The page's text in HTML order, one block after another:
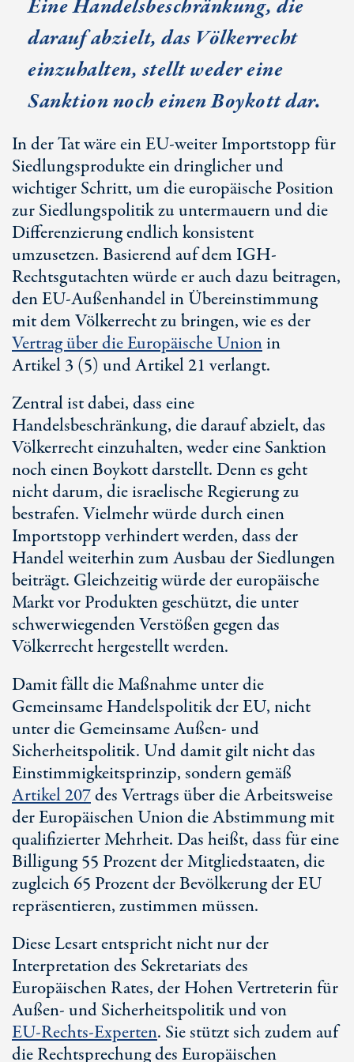
Eine Handelsbeschränkung, die
darauf abzielt, das Völkerrecht
einzuhalten, stellt weder eine
Sanktion noch einen Boykott dar.
In der Tat wäre ein EU-weiter Importstopp für
Siedlungsprodukte ein dringlicher und
wichtiger Schritt, um die europäische Position
zur Siedlungspolitik zu untermauern und die
Differenzierung endlich konsistent
umzusetzen. Basierend auf dem IGH-
Rechtsgutachten würde er auch dazu beitragen,
den EU-Außenhandel in Übereinstimmung
mit dem Völkerrecht zu bringen, wie es der
Vertrag über die Europäische Unionin
Artikel 3 (5) und Artikel 21 verlangt.
Zentral ist dabei, dass eine
Handelsbeschränkung, die darauf abzielt, das
Völkerrecht einzuhalten, weder eine Sanktion
noch einen Boykott darstellt. Denn es geht
nicht darum, die israelische Regierung zu
bestrafen. Vielmehr würde durch einen
Importstopp verhindert werden, dass der
Handel weiterhin zum Ausbau der Siedlungen
beiträgt. Gleichzeitig würde der europäische
Markt vor Produkten geschützt, die unter
schwerwiegenden Verstößen gegen das
Völkerrecht hergestellt werden.
Damit fällt die Maßnahme unter die
Gemeinsame Handelspolitik der EU, nicht
unter die Gemeinsame Außen- und
Sicherheitspolitik. Und damit gilt nicht das
Einstimmigkeitsprinzip, sondern gemäß
Artikel 207des Vertrags über die Arbeitsweise
der Europäischen Union die Abstimmung mit
qualifizierter Mehrheit. Das heißt, dass für eine
Billigung 55 Prozent der Mitgliedstaaten, die
zugleich 65 Prozent der Bevölkerung der EU
repräsentieren, zustimmen müssen.
Diese Lesart entspricht nicht nur der
Interpretation des Sekretariats des
Europäischen Rates, der Hohen Vertreterin für
Außen- und Sicherheitspolitik und von
EU-Rechts-Experten. Sie stützt sich zudem auf
die Rechtsprechung des Europäischen